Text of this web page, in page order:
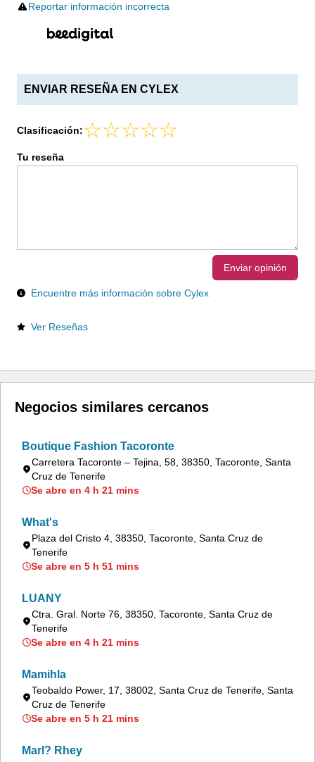
Reportar información incorrecta
ENVIAR RESEÑA EN CYLEX
Clasificación:
Tu reseña
Enviar opinión
Encuentre más información sobre Cylex
Ver Reseñas
Negocios similares cercanos
Boutique Fashion Tacoronte
Carretera Tacoronte – Tejina, 58, 38350, Tacoronte, Santa
Cruz de Tenerife
Se abre en 4 h 21 mins
What's
Plaza del Cristo 4, 38350, Tacoronte, Santa Cruz de
Tenerife
Se abre en 5 h 51 mins
LUANY
Ctra. Gral. Norte 76, 38350, Tacoronte, Santa Cruz de
Tenerife
Se abre en 4 h 21 mins
Mamihla
Teobaldo Power, 17, 38002, Santa Cruz de Tenerife, Santa
Cruz de Tenerife
Se abre en 5 h 21 mins
Marl? Rhey